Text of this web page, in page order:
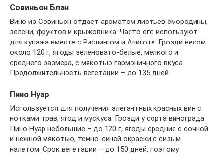
Совиньон Блан
Вино из Совиньон отдает ароматом листьев смородины,
зелени, фруктов и крыжовника. Часто его используют
для купажа вместе с Рислингом и Алиготе. Грозди весом
около 120 г, ягоды зеленовато-белые, мелкого и
среднего размера, с мякотью гармоничного вкуса.
Продолжительность вегетации – до 135 дней.
Пино Нуар
Используется для получения элегантных красных вин с
нотками трав, ягод и мускуса. Грозди у сорта винограда
Пино Нуар небольшие – до 120 г, ягоды средние с сочной
и нежной мякотью, темно-синей окраски с сизым
налетом. Срок вегетации – до 150 дней, поэтому